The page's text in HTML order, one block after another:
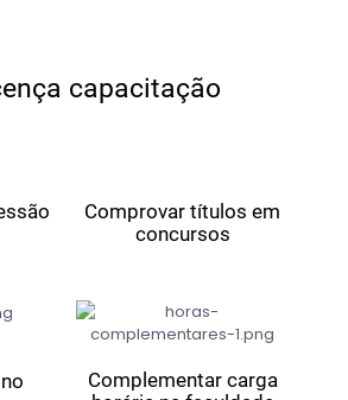
capacitação
Comprovar títulos em
concursos
Complementar carga